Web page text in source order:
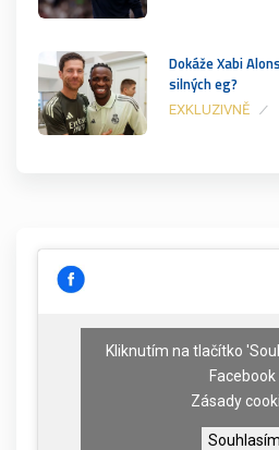
Dokáže Xabi
silných eg?
EXKLUZIVNĚ
Kliknutím na tlačítko
Facebook
Zásady
Souhlasím